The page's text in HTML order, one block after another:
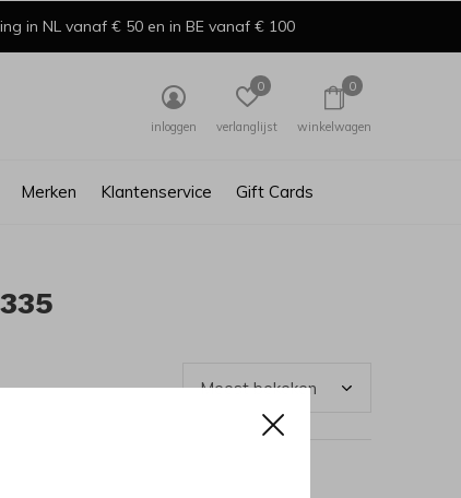
Merken Klantenservice Gift Cards
inloggen verlanglijst
0
winkelwagen
0
in NL vanaf € 50 en in BE vanaf € 100